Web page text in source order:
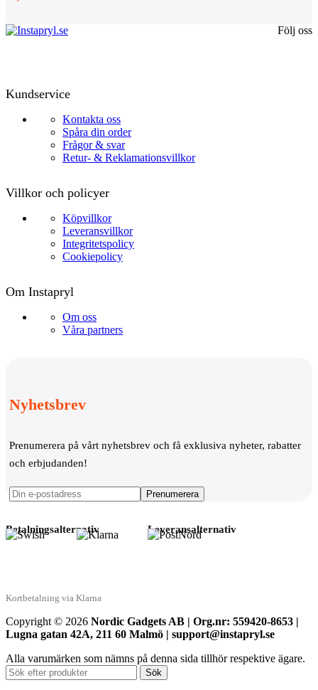
Följ oss
Kundservice
Kontakta oss
Spåra din order
Frågor & svar
Retur- & Reklamationsvillkor
Villkor och policyer
Köpvillkor
Leveransvillkor
Integritetspolicy
Cookiepolicy
Om Instapryl
Om oss
Våra partners
Nyhetsbrev
Prenumerera på vårt nyhetsbrev och få exklusiva nyheter, rabatter
och erbjudanden!
Betalningsalternativ
Kortbetalning via Klarna
Leveransalternativ
Copyright © 2026 Nordic Gadgets AB | Org.nr: 559420-8653 |
Lugna gatan 42A, 211 60 Malmö | support@instapryl.se
Alla varumärken som nämns på denna sida tillhör respektive ägare.
Sök